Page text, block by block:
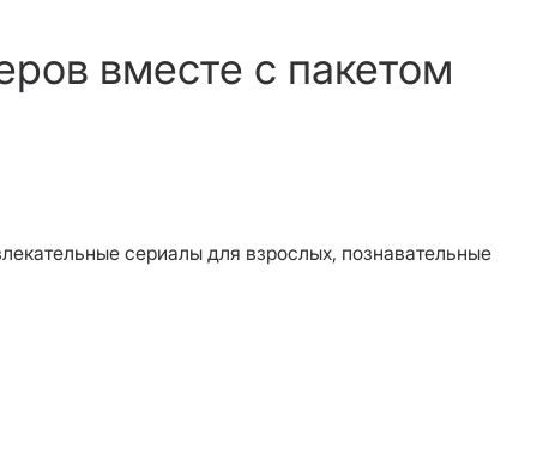
вместе с пакетом
сериалы для взрослых, познавательные